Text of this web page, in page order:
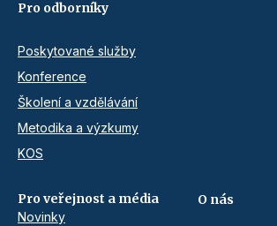
Pro odborníky
Poskytované služby
Konference
Školení a vzdělávání
Metodika a výzkumy
KOS
Pro veřejnost a média
Novinky
O nás